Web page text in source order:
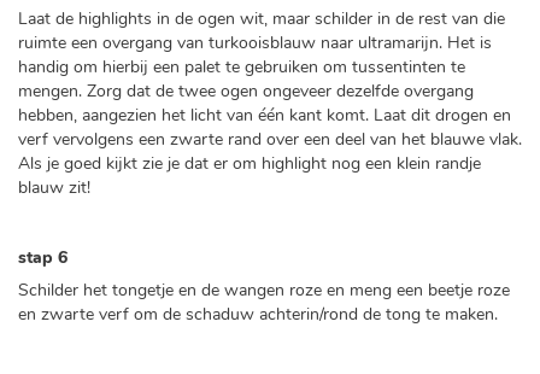
Laat de highlights in de ogen wit, maar schilder in de rest van die
ruimte een overgang van turkooisblauw naar ultramarijn. Het is
handig om hierbij een palet te gebruiken om tussentinten te
mengen. Zorg dat de twee ogen ongeveer dezelfde overgang
hebben, aangezien het licht van één kant komt. Laat dit drogen en
verf vervolgens een zwarte rand over een deel van het blauwe vlak.
Als je goed kijkt zie je dat er om highlight nog een klein randje
blauw zit!
stap 6
Schilder het tongetje en de wangen roze en meng een beetje roze
en zwarte verf om de schaduw achterin/rond de tong te maken.